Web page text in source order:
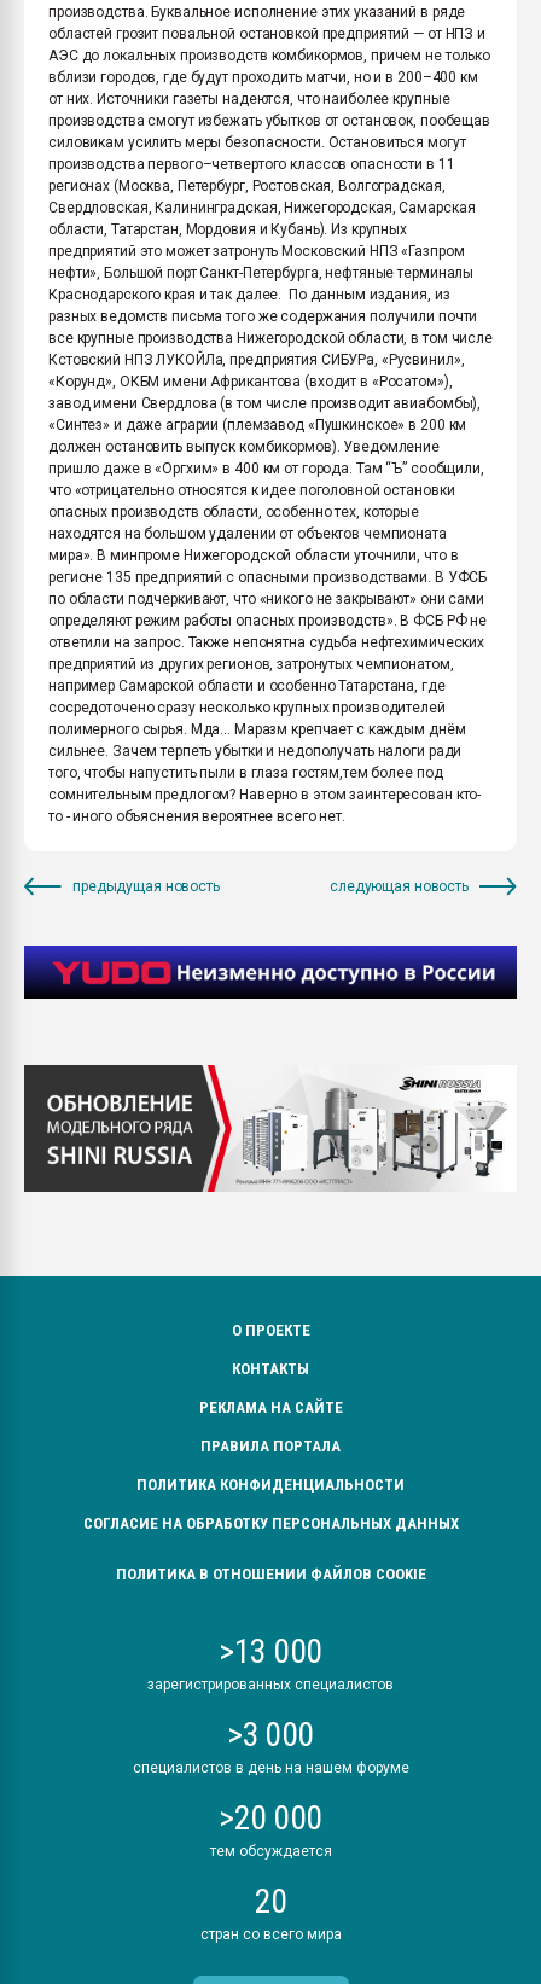
производства. Буквальное исполнение этих указаний в ряде
областей грозит повальной остановкой предприятий — от НПЗ и
АЭС до локальных производств комбикормов, причем не только
вблизи городов, где будут проходить матчи, но и в 200–400 км
от них. Источники газеты надеются, что наиболее крупные
производства смогут избежать убытков от остановок, пообещав
силовикам усилить меры безопасности. Остановиться могут
производства первого–четвертого классов опасности в 11
регионах (Москва, Петербург, Ростовская, Волгоградская,
Свердловская, Калининградская, Нижегородская, Самарская
области, Татарстан, Мордовия и Кубань). Из крупных
предприятий это может затронуть Московский НПЗ «Газпром
нефти», Большой порт Санкт-Петербурга, нефтяные терминалы
Краснодарского края и так далее. По данным издания, из
разных ведомств письма того же содержания получили почти
все крупные производства Нижегородской области, в том числе
Кстовский НПЗ ЛУКОЙЛа, предприятия СИБУРа, «Русвинил»,
«Корунд», ОКБМ имени Африкантова (входит в «Росатом»),
завод имени Свердлова (в том числе производит авиабомбы),
«Синтез» и даже аграрии (племзавод «Пушкинское» в 200 км
должен остановить выпуск комбикормов). Уведомление
пришло даже в «Оргхим» в 400 км от города. Там “Ъ” сообщили,
что «отрицательно относятся к идее поголовной остановки
опасных производств области, особенно тех, которые
находятся на большом удалении от объектов чемпионата
мира». В минпроме Нижегородской области уточнили, что в
регионе 135 предприятий с опасными производствами. В УФСБ
по области подчеркивают, что «никого не закрывают» они сами
определяют режим работы опасных производств». В ФСБ РФ не
ответили на запрос. Также непонятна судьба нефтехимических
предприятий из других регионов, затронутых чемпионатом,
например Самарской области и особенно Татарстана, где
сосредоточено сразу несколько крупных производителей
полимерного сырья. Мда... Маразм крепчает с каждым днём
сильнее. Зачем терпеть убытки и недополучать налоги ради
того, чтобы напустить пыли в глаза гостям,тем более под
сомнительным предлогом? Наверно в этом заинтересован кто-
то - иного объяснения вероятнее всего нет.
предыдущая новость следующая новость
О ПРОЕКТЕ
КОНТАКТЫ
РЕКЛАМА НА САЙТЕ
ПРАВИЛА ПОРТАЛА
ПОЛИТИКА КОНФИДЕНЦИАЛЬНОСТИ
СОГЛАСИЕ НА ОБРАБОТКУ ПЕРСОНАЛЬНЫХ ДАННЫХ
ПОЛИТИКА В ОТНОШЕНИИ ФАЙЛОВ COOKIE
>13 000
зарегистрированных специалистов
>3 000
специалистов в день на нашем форуме
>20 000
тем обсуждается
20
стран со всего мира